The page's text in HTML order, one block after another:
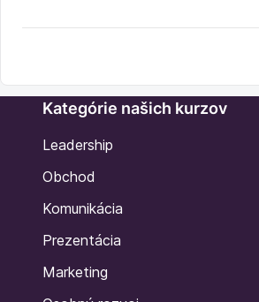
Kategórie našich kurzov
Leadership
Obchod
Komunikácia
Prezentácia
Marketing